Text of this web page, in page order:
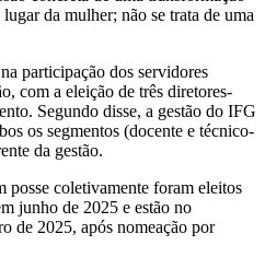
da mulher; não se trata de uma
participação dos servidores
com a eleição de três diretores-
Segundo disse, a gestão do IFG
os segmentos (docente e técnico-
da gestão.
posse coletivamente foram eleitos
junho de 2025 e estão no
de 2025, após nomeação por